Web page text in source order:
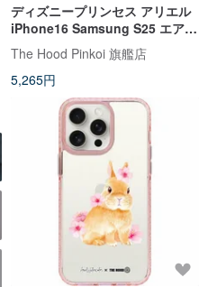
ディズニープリンセス アリエル
iPhone16 Samsung S25 エアク
ッション スタンダード 落下防止
ミラー電話ケース
The Hood Pinkoi 旗艦店
5,265円